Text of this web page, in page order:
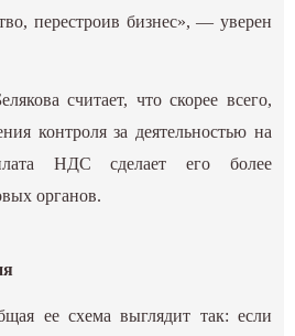
перестроив бизнес», — уверен
считает, что скорее всего,
контроля за деятельностью на
НДС сделает его более
органов.
ее схема выглядит так: если